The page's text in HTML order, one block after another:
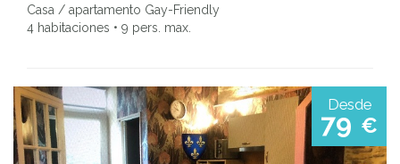
Casa / apartamento Gay-Friendly
4 habitaciones • 9 pers. max.
Desde
79 €